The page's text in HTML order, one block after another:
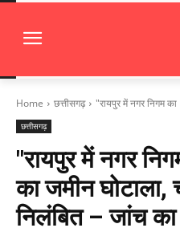
Home छत्तीसगढ़ "रायपुर में नगर निगम
छत्तीसगढ़
"रायपुर में नगर
का जमीन घोटाला,
निलंबित – जांच